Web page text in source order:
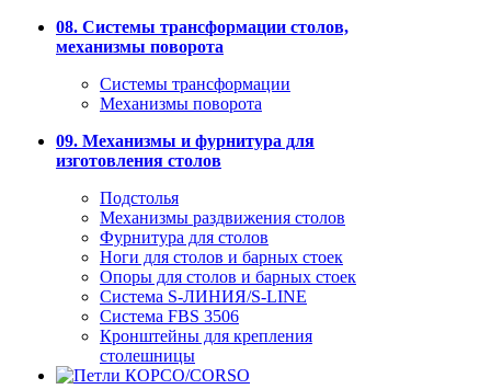
08. Системы трансформации столов,
механизмы поворота
Системы трансформации
Механизмы поворота
09. Механизмы и фурнитура для
изготовления столов
Подстолья
Механизмы раздвижения столов
Фурнитура для столов
Ноги для столов и барных стоек
Опоры для столов и барных стоек
Система S-ЛИНИЯ/S-LINE
Система FBS 3506
Кронштейны для крепления
столешницы